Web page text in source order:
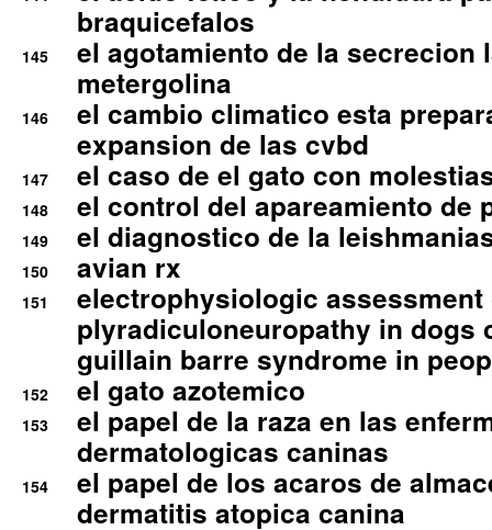
braquicefalos
145
el agotamiento de la secrecion
metergolina
146
el cambio climatico esta
expansion de las cvbd
147 el caso de el gato con
148 el control del apareamiento de
149 el diagnostico de la
150 avian rx
151
electrophysiologic assessment
plyradiculoneuropathy in dogs
guillain barre syndrome in
152 el gato azotemico
153
el papel de la raza en las
dermatologicas caninas
154
el papel de los acaros de
dermatitis atopica canina